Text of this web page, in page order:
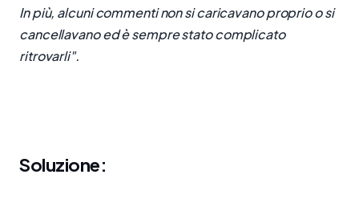
In più, alcuni commenti non si caricavano proprio o si
cancellavano ed è sempre stato complicato
ritrovarli".
Soluzione: